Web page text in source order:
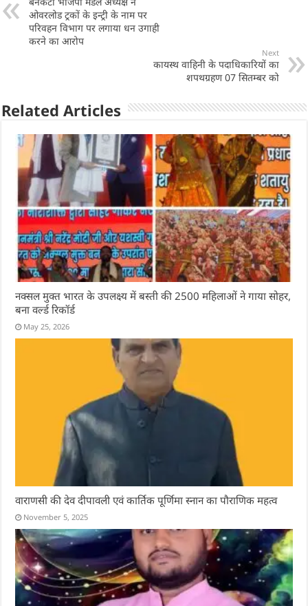
A
p
p
b
o
o
dI
n
ओवरलोड ट्रकों के इन्ट्री के नाम पर
परिवहन विभाग पर लगाया धन उगाही
करने का आरोप
Next
कायस्थ वाहिनी के पदाधिकारियों का
शपथग्रहण 07 सितम्बर को
Related Articles
नक्सल मुक्त भारत के उपलक्ष्य में बस्ती की 2500 महिलाओं ने गाया सोहर,
बना वर्ल्ड रिकॉर्ड
May 25, 2026
वाराणसी की देव दीपावली एवं कार्तिक पूर्णिमा स्नान का पौराणिक महत्व
November 5, 2025